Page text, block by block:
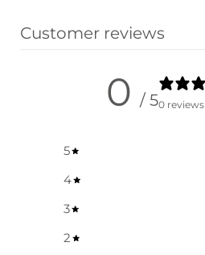
Customer reviews
0 / 50 reviews
5
4
3
2